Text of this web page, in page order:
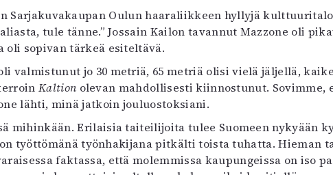
Sarjakuvakaupan Oulun haaraliikkeen hyllyjä
tule tänne.” Jossain Kailon tavannut Mazzone oli
oli sopivan tärkeä esiteltävä.
valmistunut jo 30 metriä, 65 metriä olisi vielä jäljellä,
Kaltion olevan mahdollisesti kiinnostunut. Sovimme,
lähti, minä jatkoin jouluostoksiani.
mihinkään. Erilaisia taiteilijoita tulee Suomeen nykyään
työttömänä työnhakijana pitkälti toista tuhatta. Hieman
faktassa, että molemmissa kaupungeissa on iso